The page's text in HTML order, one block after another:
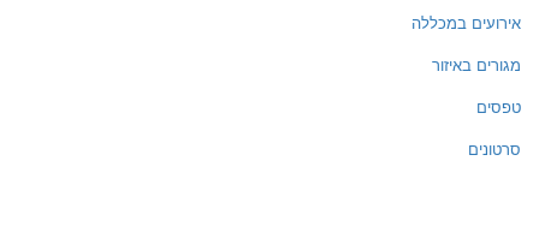
אירועים במכללה
מגורים באיזור
טפסים
סרטונים